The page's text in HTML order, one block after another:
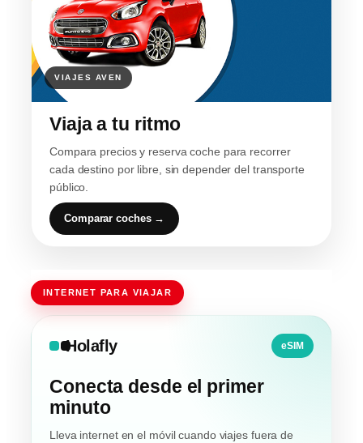
Viaja a tu ritmo
Compara precios y reserva coche para recorrer
cada destino por libre, sin depender del transporte
público.
Comparar coches →
INTERNET PARA VIAJAR
Holafly eSIM
Conecta desde el primer
minuto
Lleva internet en el móvil cuando viajes fuera de